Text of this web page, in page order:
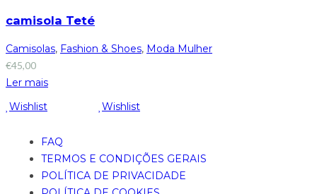
camisola Teté
Camisolas, Fashion & Shoes, Moda Mulher
€45,00
Ler mais
Wishlist
Wishlist
FAQ
TERMOS E CONDIÇÕES GERAIS
POLÍTICA DE PRIVACIDADE